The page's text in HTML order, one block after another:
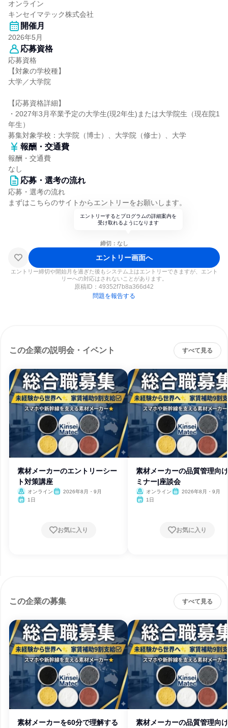
オンライン
キンセイマテック株式会社
開催月
2026年5月
応募資格
応募資格
【対象の学校種】
大学／大学院
【応募資格詳細】
・2027年3月卒業予定の大学生(現2年生)または大学院生（現在院1
年生）
募集対象学校：大学院（博士）、大学院（修士）、大学
報酬・交通費
報酬・交通費
なし
応募・選考の流れ
応募・選考の流れ
まずはこちらのサイトからエントリーをお願いします。
エントリーするとプログラムの詳細案内を
受け取れるようになります
締切：なし
エントリー画面へ
エントリー締切や開始月を過ぎた後もシステム上はエントリーできますが、エント
リーへの対応はされないことがあります。
原稿ID： 49352f7b8a366d42
問題を報告する
この企業の説明会・イベント すべて見る
素材メーカーのエントリーシー
ト対策講座
オンライン
2026年8月・9月
1日
お気に入り
素材メーカーの品質管理向
ミナー|座談会
オンライン
2026年8月・9月
1日
お気に入り
この企業の募集 すべて見る
素材メーカーを60分で理解する
素材メーカーの品質管理向